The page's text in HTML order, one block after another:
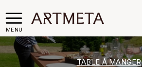
MENU
TABLE À MANGER